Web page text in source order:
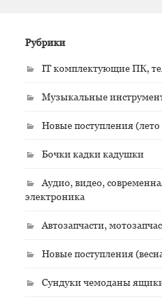
Рубрики
IT комплектующие ПК,
Музыкальные
Новые поступления
Бочки кадки кадушки
Аудио, видео,
электроника
Автозапчасти,
Новые поступления
Сундуки чемоданы